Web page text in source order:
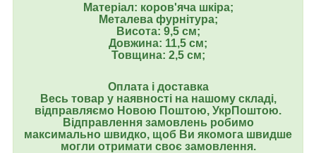
Матеріал: коров'яча шкіра;
Металева фурнітура;
Висота: 9,5 см;
Довжина: 11,5 см;
Товщина: 2,5 см;
Оплата і доставка
Весь товар у наявності на нашому складі,
відправляємо Новою Поштою, УкрПоштою.
Відправлення замовлень робимо
максимально швидко, щоб Ви якомога швидше
могли отримати своє замовлення.